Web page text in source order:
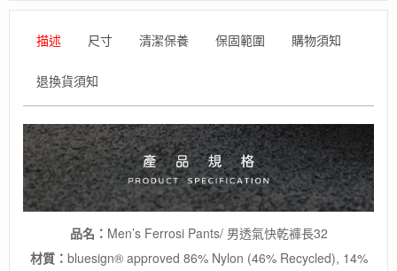
快
32/
水
登
山
褲
數
描述 尺寸 清潔保養 保固範圍 購物須知
退換貨須知
品名： Men’s Ferrosi Pants/ 男透氣快乾褲長32
材質： bluesign® approved 86% Nylon (46% Recycled), 14%